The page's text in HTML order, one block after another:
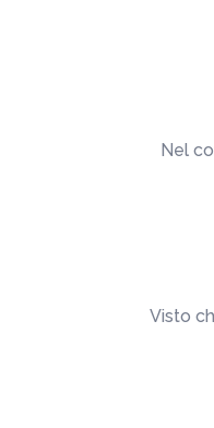
Nel
Visto